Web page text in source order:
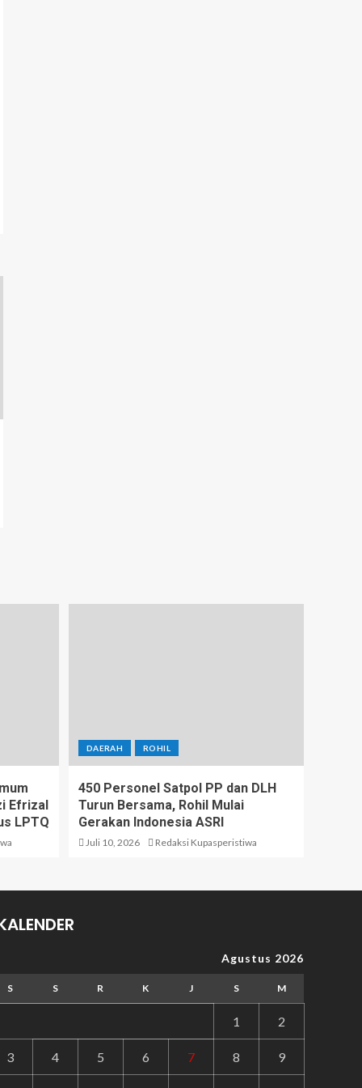
Efrizal
LPTQ
DAERAH ROHIL
450 Personel Satpol PP dan DLH
Turun Bersama, Rohil Mulai
Gerakan Indonesia ASRI
Juli 10, 2026 Redaksi Kupasperistiwa
Agustus 2026
S S R K J S M
1 2
3 4 5 6 7 8 9